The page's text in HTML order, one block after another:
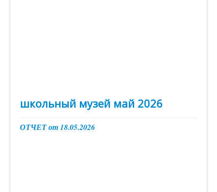
школьный музей май 2026
ОТЧЕТ от 18.05.2026